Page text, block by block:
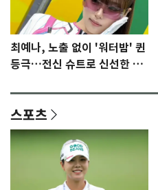
최예나, 노출 없이 '워터밤' 퀸
등극…전신 슈트로 신선한 충
스포츠